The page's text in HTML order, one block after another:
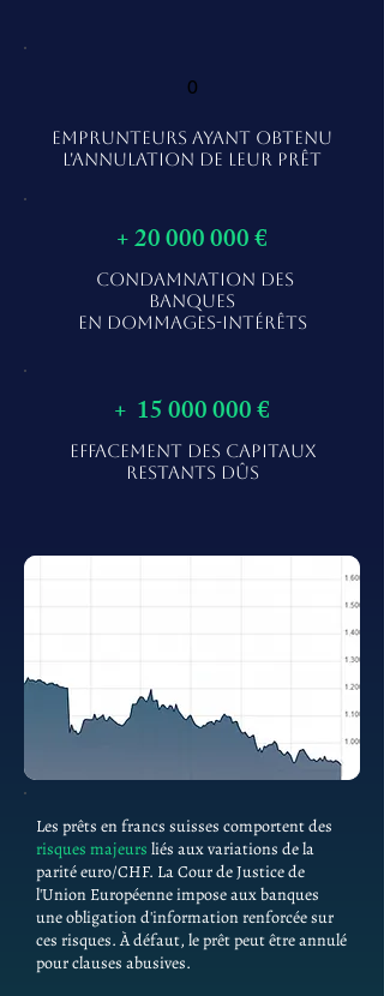
0
EMPRUNTEURS AYANT OBTENU
L'ANNULATION DE LEUR PRÊT
+20 000 000€
CONDAMNATION DES
BANQUES
EN DOMMAGES-INTÉRÊTS
+ 15 000 000€
EFFACEMENT DES CAPITAUX
RESTANTS DÛS
Les prêts en francs suisses comportent des
risques majeurs liés aux variations de la
parité euro/CHF. La Cour de Justice de
l'Union Européenne impose aux banques
une obligation d'information renforcée sur
ces risques. À défaut, le prêt peut être annulé
pour clauses abusives.